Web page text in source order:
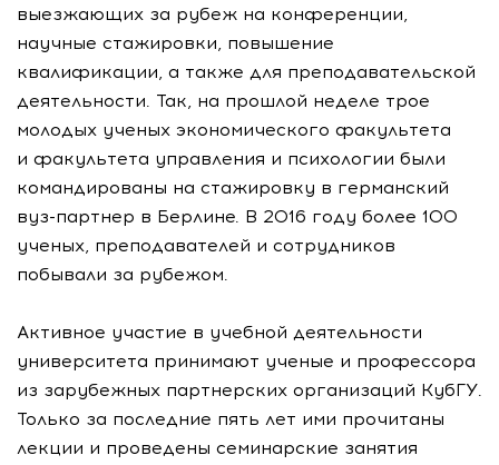
выезжающих за рубеж на конференции,
научные стажировки, повышение
квалификации, а также для преподавательской
деятельности. Так, на прошлой неделе трое
молодых ученых экономического факультета
и факультета управления и психологии были
командированы на стажировку в германский
вуз-партнер в Берлине. В 2016 году более 100
ученых, преподавателей и сотрудников
побывали за рубежом.
Активное участие в учебной деятельности
университета принимают ученые и профессора
из зарубежных партнерских организаций КубГУ.
Только за последние пять лет ими прочитаны
лекции и проведены семинарские занятия